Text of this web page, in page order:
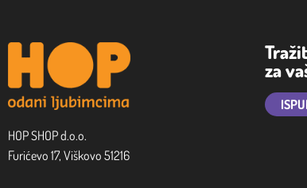
HOP SHOP d.o.o.
Furićevo 17, Viškovo 51216
za